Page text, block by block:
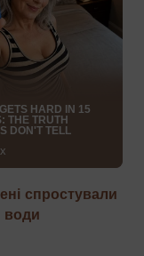
спростували
води